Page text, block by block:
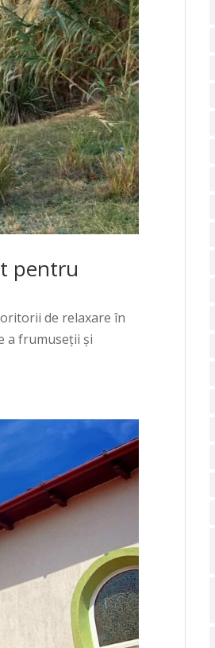
pentru
de relaxare în
a frumuseții și